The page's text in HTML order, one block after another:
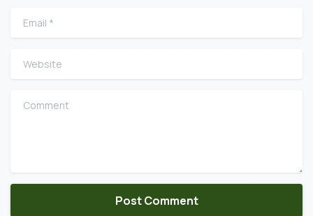
Email
Website
Comment